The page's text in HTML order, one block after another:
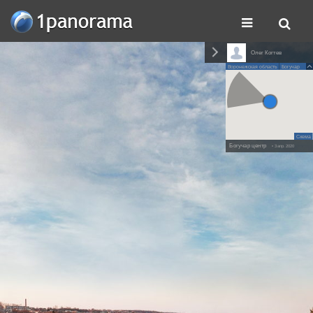
Олег Когтев
Воронежская область Богучар
Схема
Богучар центр • 3 апр. 2020